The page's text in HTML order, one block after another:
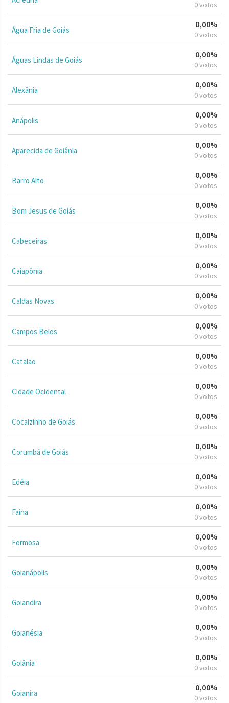
0 votos
Água Fria de Goiás
0,00%
0 votos
Águas Lindas de Goiás
0,00%
0 votos
Alexânia
0,00%
0 votos
Anápolis
0,00%
0 votos
Aparecida de Goiânia
0,00%
0 votos
Barro Alto
0,00%
0 votos
Bom Jesus de Goiás
0,00%
0 votos
Cabeceiras
0,00%
0 votos
Caiapônia
0,00%
0 votos
Caldas Novas
0,00%
0 votos
Campos Belos
0,00%
0 votos
Catalão
0,00%
0 votos
Cidade Ocidental
0,00%
0 votos
Cocalzinho de Goiás
0,00%
0 votos
Corumbá de Goiás
0,00%
0 votos
Edéia
0,00%
0 votos
Faina
0,00%
0 votos
Formosa
0,00%
0 votos
Goianápolis
0,00%
0 votos
Goiandira
0,00%
0 votos
Goianésia
0,00%
0 votos
Goiânia
0,00%
0 votos
Goianira
0,00%
0 votos